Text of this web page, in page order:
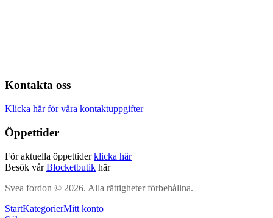
Kontakta oss
Klicka här för våra kontaktuppgifter
Öppettider
För aktuella öppettiderklicka här
Besök vårBlocketbutik här
Svea fordon © 2026. Alla rättigheter förbehållna.
StartKategorierMitt konto